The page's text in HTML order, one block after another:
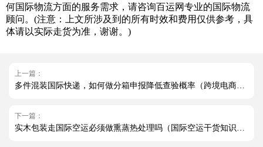
何国际物流方面的服务需求，请咨询百运网专业的国际物流
顾问。(注意：上文所涉及到的所有时效和费用仅供参考，具
体请以实际走货为准，谢谢。)
上一篇：
下一篇：